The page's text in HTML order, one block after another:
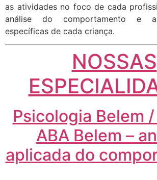
as atividades no foco de cada
análise do comportamento e
específicas de cada criança.
NOSSAS
Psicologia Belem
ABA Belem –
aplicada do